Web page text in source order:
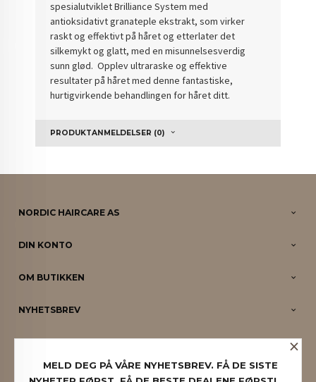
spesialutviklet Brilliance System med
antioksidativt granateple ekstrakt, som virker
raskt og effektivt på håret og etterlater det
silkemykt og glatt, med en misunnelsesverdig
sunn glød.Opplev ultraraske og effektive
resultater på håret med denne fantastiske,
hurtigvirkende behandlingen for håret ditt.
PRODUKTANMELDELSER (0)
NORDIC HAIRCARE AS
DIN KONTO
OM BUTIKKEN
NYHETSBREV
PARTNERE ×
MELD DEG PÅ VÅRE NYHETSBREV. FÅ DE SISTE